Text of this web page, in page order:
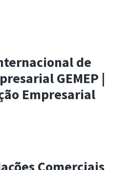
de
GEMEP |
Empresarial
Comerciais